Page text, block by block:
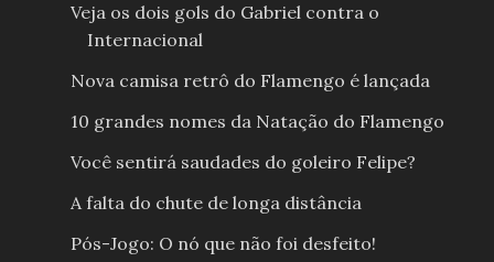
Veja os dois gols do Gabriel contra o
Internacional
Nova camisa retrô do Flamengo é lançada
10 grandes nomes da Natação do Flamengo
Você sentirá saudades do goleiro Felipe?
A falta do chute de longa distância
Pós-Jogo: O nó que não foi desfeito!